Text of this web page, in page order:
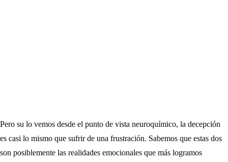
Pero su lo vemos desde el punto de vista neuroquímico, la decepción
es casi lo mismo que sufrir de una frustración. Sabemos que estas dos
son posiblemente las realidades emocionales que más logramos